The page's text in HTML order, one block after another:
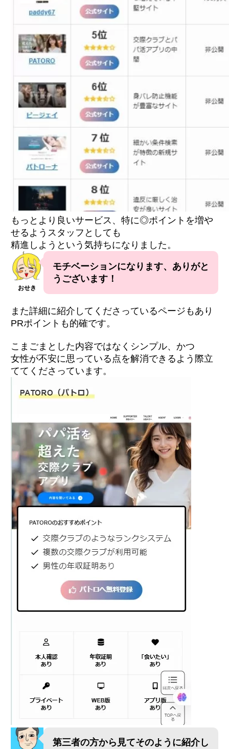
もっとより良いサービス、特に◎ポイントを増や
せるようスタッフとしても
精進しようという気持ちになりました。
おせき
モチベーションになります、ありがと
うございます！
また詳細に紹介してくださっているページもあり
PRポイントも的確です。
こまごまとした内容ではなくシンプル、かつ
女性が不安に思っている点を解消できるよう際立
ててくださっています。
第三者の方から見てそのように紹介し